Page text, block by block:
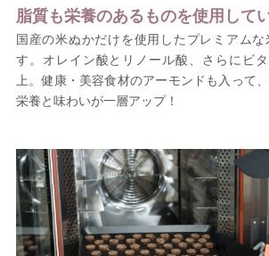
脂質も栄養のあるものを使用して
国産の米ぬかだけを使用したプレミアムな
す。オレイン酸とリノール酸、さらにビ
上。健康・美容食材のアーモンドも入って
栄養と味わいが一層アップ！